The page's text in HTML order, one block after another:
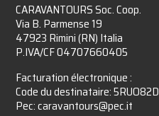
CARAVANTOURS Soc. Coop.
Via B. Parmense 19
47923 Rimini (RN) Italia
P.IVA/CF 04707660405
Facturation électronique :​
Code du destinataire: 5RUO82D
Pec: caravantours@pec.it